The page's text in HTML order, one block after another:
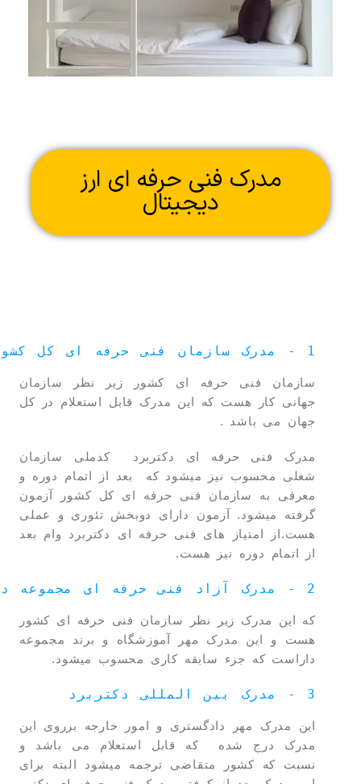
مدرک فنی حرفه ای ارز
دیجیتال
1 - مدرک سازمان فنی حرفه ای کل کشور
سازمان فنی حرفه ای کشور زیر نظر سازمان
جهانی کار هست که این مدرک قابل استعلام در کل
جهان می باشد .
مدرک فنی حرفه ای دکتربرد کدملی سازمان
شغلی محسوب نیز میشود که بعد از اتمام دوره و
معرفی به سازمان فنی حرفه ای کل کشور آزمون
گرفته میشود. آزمون دارای دوبخش تئوری و عملی
هست.از امتیاز های فنی حرفه ای دکتربرد وام بعد
از اتمام دوره نیز هست.
2 - مدرک آزاد فنی حرفه ای مجموعه دکتربرد
که این مدرک زیر نظر سازمان فنی حرفه ای کشور
هست و این مدرک مهر آموزشگاه و برند مجموعه
داراست که جزء سابقه کاری محسوب میشود.
3 - مدرک بین المللی دکتربرد
این مدرک مهر دادگستری و امور خارجه برروی این
مدرک درج شده که قابل استعلام می باشد و
نسبت که کشور متقاضی ترجمه میشود البته برای